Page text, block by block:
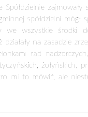
spółdzielni
we wszystkie środki
działały na zasadzie
rad
mi to mówić, ale